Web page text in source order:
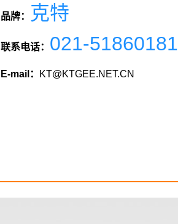
品牌： 克特
联系电话： 021-51860181
E-mail： KT@KTGEE.NET.CN